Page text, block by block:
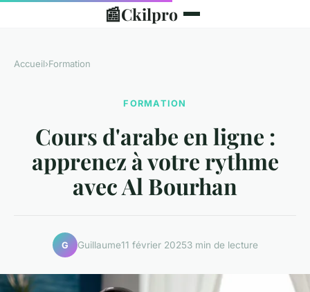
📰Ckilpro
Accueil›Formation
FORMATION
Cours d'arabe en ligne :
apprenez à votre rythme
avec Al Bourhan
G Guillaume11 février 20253 min de lecture